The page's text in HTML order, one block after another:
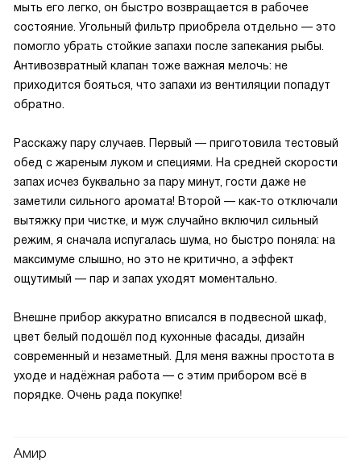
мыть его легко, он быстро возвращается в рабочее
состояние. Угольный фильтр приобрела отдельно — это
помогло убрать стойкие запахи после запекания рыбы.
Антивозвратный клапан тоже важная мелочь: не
приходится бояться, что запахи из вентиляции попадут
обратно.
Расскажу пару случаев. Первый — приготовила тестовый
обед с жареным луком и специями. На средней скорости
запах исчез буквально за пару минут, гости даже не
заметили сильного аромата! Второй — как-то отключали
вытяжку при чистке, и муж случайно включил сильный
режим, я сначала испугалась шума, но быстро поняла: на
максимуме слышно, но это не критично, а эффект
ощутимый — пар и запах уходят моментально.
Внешне прибор аккуратно вписался в подвесной шкаф,
цвет белый подошёл под кухонные фасады, дизайн
современный и незаметный. Для меня важны простота в
уходе и надёжная работа — с этим прибором всё в
порядке. Очень рада покупке!
Амир